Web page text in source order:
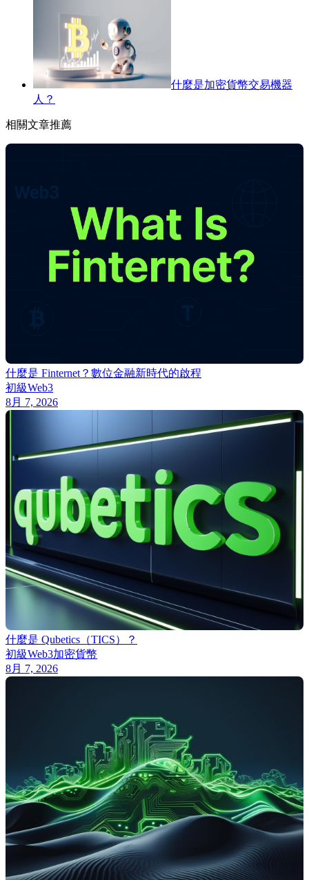
什麼是加密貨幣交易機器
人？
相關文章推薦
什麼是 Finternet？數位金融新時代的啟程
初級Web3
8月 7, 2026
什麼是 Qubetics（TICS）？
初級Web3加密貨幣
8月 7, 2026